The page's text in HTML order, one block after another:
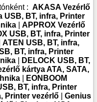
: AKASA Vezérlő
USB, BT, infra, Printer
| APPROX Vezérlő
USB, BT, infra, Printer
ATEN USB, BT, infra,
BT, infra, Printer
DELOCK USB, BT,
kártya ATA, SATA,
EONBOOM
BT, infra, Printer
Printer vezérlő |Genius